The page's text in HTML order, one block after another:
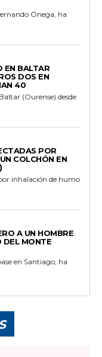
Ónega, ha
EN BALTAR
DOS EN
40
(Ourense) desde
POR
COLCHÓN EN
inhalación de humo
A UN HOMBRE
DEL MONTE
en Santiago, ha